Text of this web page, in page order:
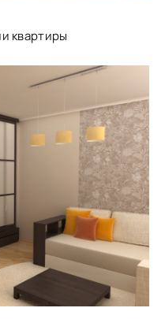
квартиры